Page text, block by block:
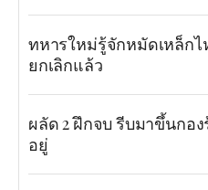
ทหารใหม่รู้จักหมัดเหล็ก
ยกเลิกแล้ว
ผลัด 2 ฝึกจบ รีบมาขึ้นกอ
อยู่